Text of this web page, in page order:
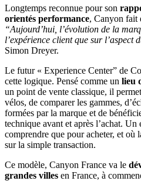
Longtemps reconnue pour son
orientés performance, Canyon fait
“Aujourd’hui, l’évolution de la
l’expérience client que sur l’aspect
Simon Dreyer.
Le futur « Experience Center” de
cette logique. Pensé comme un lieu
un point de vente classique, il
vélos, de comparer les gammes,
formées par la marque et de
technique avant et après l’achat.
comprendre que pour acheter, et où
sur la simple transaction.
Ce modèle, Canyon France va le
grandes villes en France, à